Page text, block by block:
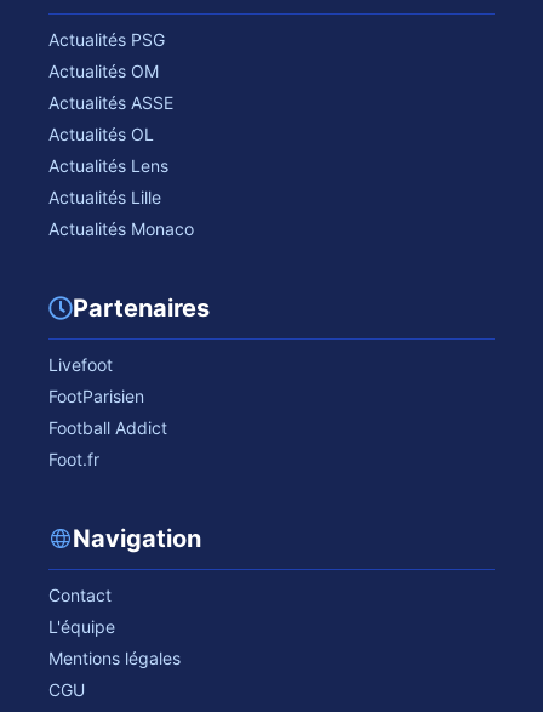
Actualités PSG
Actualités OM
Actualités ASSE
Actualités OL
Actualités Lens
Actualités Lille
Actualités Monaco
Partenaires
Livefoot
FootParisien
Football Addict
Foot.fr
Navigation
Contact
L'équipe
Mentions légales
CGU